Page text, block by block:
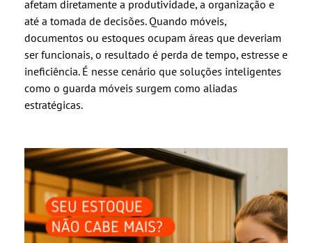
afetam diretamente a produtividade, a organização e
até a tomada de decisões. Quando móveis,
documentos ou estoques ocupam áreas que deveriam
ser funcionais, o resultado é perda de tempo, estresse e
ineficiência. É nesse cenário que soluções inteligentes
como o guarda móveis surgem como aliadas
estratégicas.